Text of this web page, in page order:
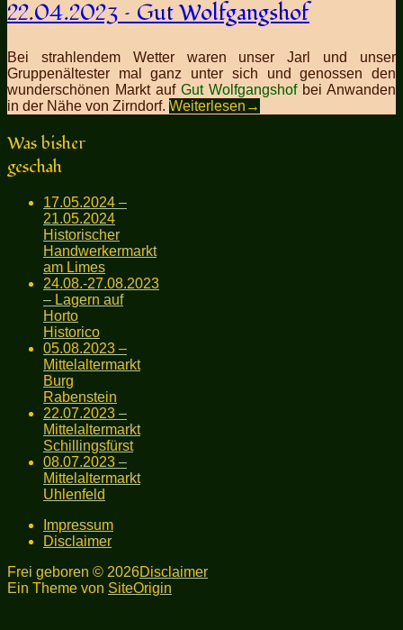
22.04.2023 – Gut Wolfgangshof
Bei strahlendem Wetter waren unser Jarl und unser
Gruppenältester mal ganz unter sich und genossen den
wunderschönen Markt auf Gut Wolfgangshofbei Anwanden
in der Nähe von Zirndorf. Weiterlesen →
Was bisher
geschah
17.05.2024 –
21.05.2024
Historischer
Handwerkermarkt
am Limes
24.08.-27.08.2023
– Lagern auf
Horto
Historico
05.08.2023 –
Mittelaltermarkt
Burg
Rabenstein
22.07.2023 –
Mittelaltermarkt
Schillingsfürst
08.07.2023 –
Mittelaltermarkt
Uhlenfeld
Impressum
Disclaimer
Frei geboren © 2026Disclaimer
Ein Theme von SiteOrigin